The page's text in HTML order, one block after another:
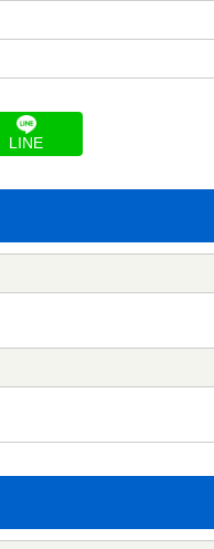
LINE